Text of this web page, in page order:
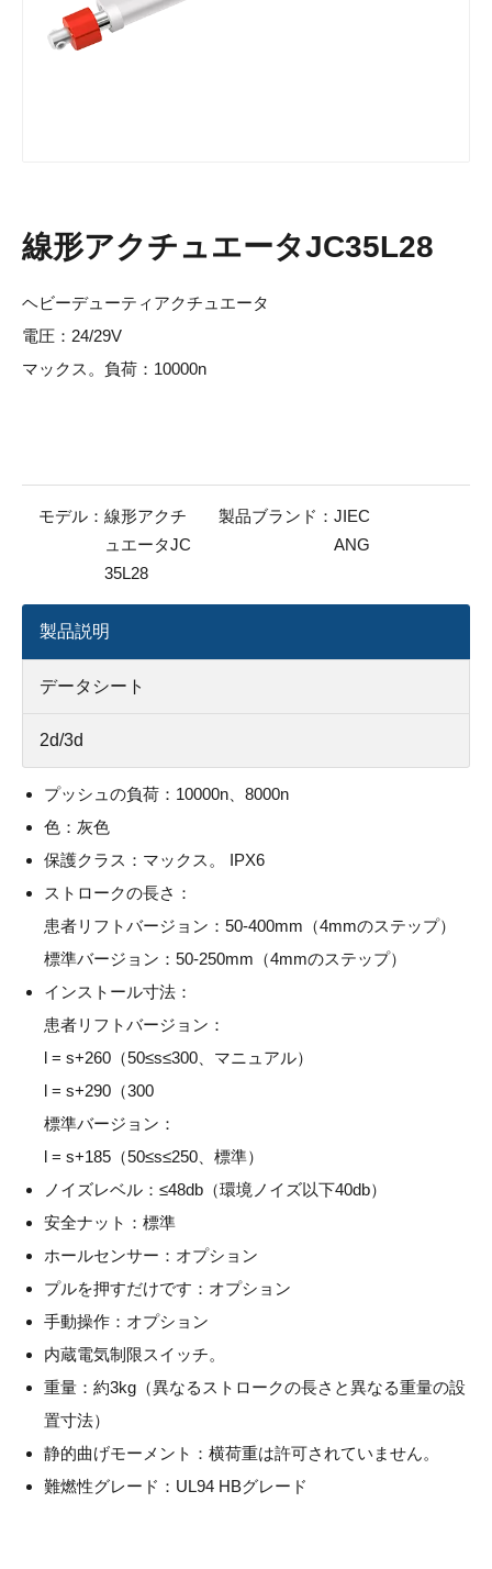
線形アクチュエータJC35L28
ヘビーデューティアクチュエータ
電圧：24/29V
マックス。負荷：10000n
モデル： 線形アクチ
ュエータJC
35L28
製品ブランド： JIEC
ANG
製品説明
データシート
2d/3d
プッシュの負荷：10000n、8000n
色：灰色
保護クラス：マックス。 IPX6
ストロークの長さ：
患者リフトバージョン：50-400mm（4mmのステップ）
標準バージョン：50-250mm（4mmのステップ）
インストール寸法：
患者リフトバージョン：
l = s+260（50≤s≤300、マニュアル）
l = s+290（300
標準バージョン：
l = s+185（50≤s≤250、標準）
ノイズレベル：≤48db（環境ノイズ以下40db）
安全ナット：標準
ホールセンサー：オプション
プルを押すだけです：オプション
手動操作：オプション
内蔵電気制限スイッチ。
重量：約3kg（異なるストロークの長さと異なる重量の設
置寸法）
静的曲げモーメント：横荷重は許可されていません。
難燃性グレード：UL94 HBグレード